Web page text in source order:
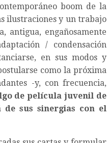
boom de la
ilustraciones y un trabajo
antigua, engañosamente
/ condensación
en sus modos y
como la próxima
-y, con frecuencia,
de película juvenil de
sus sinergias con el